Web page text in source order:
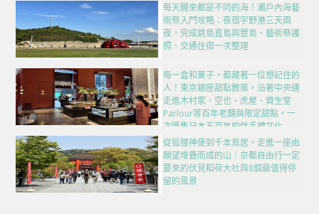
每天醒來都是不同的海！瀨戶內海藝
術祭入門攻略：夜宿宇野港三天兩
夜，完成跳島直島與豐島、藝術祭護
照、交通住宿一次整理
每一盒和菓子，都藏著一位想記住的
人！東京銀座甜點散策，沿著中央通
走進木村家、空也、虎屋、資生堂
Parlour等百年老舖與限定甜點，一
次匯集日本五百年的伴手禮文化
從狐狸神使到千本鳥居，走進一座由
願望堆疊而成的山｜京都自由行一定
要來的伏見稻荷大社與8個最值得停
留的風景